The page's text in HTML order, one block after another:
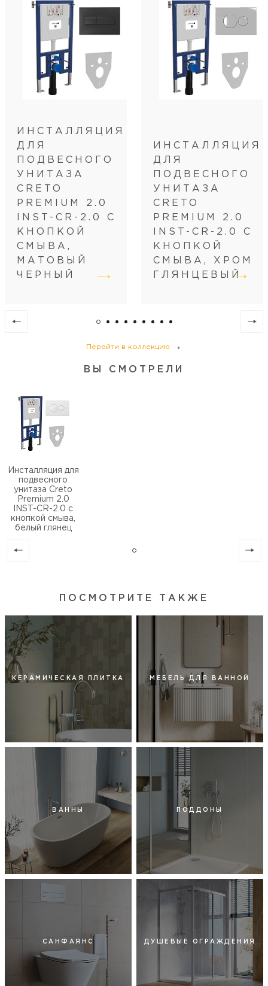
Категория пользователей бытовая
Подвод воды сверху бачка
Режим слива воды две кнопки (режим эконом)
Дополнительная информация
Диаметр слива, см
Перейти в коллекцию
ИНСТАЛЛЯЦИЯ
ДЛЯ
ПОДВЕСНОГО
УНИТАЗА
CRETO
PREMIUM 2.0
INST-CR-2.0 С
КНОПКОЙ
СМЫВА,
МАТОВЫЙ
ЧЕРНЫЙ
ИНСТАЛЛЯЦИЯ
ДЛЯ
ПОДВЕСНОГО
УНИТАЗА
CRETO
PREMIUM 2.0
INST-CR-2.0 С
КНОПКОЙ
СМЫВА, ХРОМ
ГЛЯНЦЕВЫЙ
ВЫ СМОТРЕЛИ
Инсталляция для
подвесного
унитаза Creto
Premium 2.0
INST-CR-2.0 с
кнопкой смыва,
белый глянец
ПОСМОТРИТЕ ТАКЖЕ
КЕРАМИЧЕСКАЯ ПЛИТКА МЕБЕЛЬ ДЛЯ ВАННОЙ
ВАННЫ ПОДДОНЫ
САНФАЯНС ДУШЕВЫЕ ОГРАЖДЕНИЯ